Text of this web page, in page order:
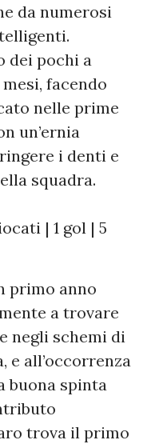
da numerosi
dei pochi a
facendo
nelle prime
un’ernia
i denti e
squadra.
| 1 gol | 5
primo anno
a trovare
negli schemi di
e all’occorrenza
buona spinta
trova il primo